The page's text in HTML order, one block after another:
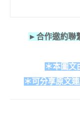
►合作邀約聯
＊本圖文
＊可分享原文